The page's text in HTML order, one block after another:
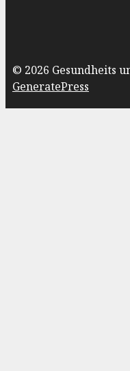
© 2026 Gesundheits
GeneratePress